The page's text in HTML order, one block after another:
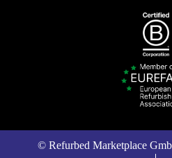
© Refurbed Marketplace